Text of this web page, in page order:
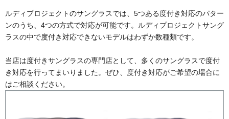
ルディプロジェクトのサングラスでは、5つある度付き対応のパター
ンのうち、4つの方式で対応が可能です。ルディプロジェクトサング
ラスの中で度付き対応できないモデルはわずか数種類です。
当店は度付きサングラスの専門店として、多くのサングラスで度付
き対応を行ってまいりました。ぜひ、度付き対応がご希望の場合に
はご相談ください。